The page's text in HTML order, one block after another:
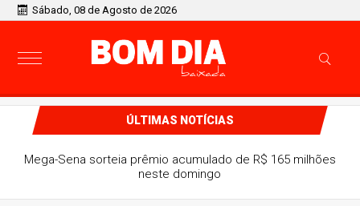
Sábado, 08 de Agosto de 2026
ÚLTIMAS NOTÍCIAS
Mega-Sena sorteia prêmio acumulado de R$ 165 milhões
neste domingo